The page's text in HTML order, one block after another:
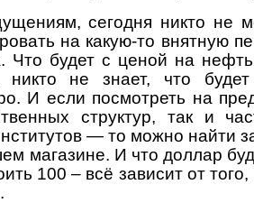
сегодня никто не
на какую-то внятную
Что будет с ценой на
никто не знает, что
И если посмотреть на
структур, так и
— то можно найти
магазине. И что доллар
100 – всё зависит от того,